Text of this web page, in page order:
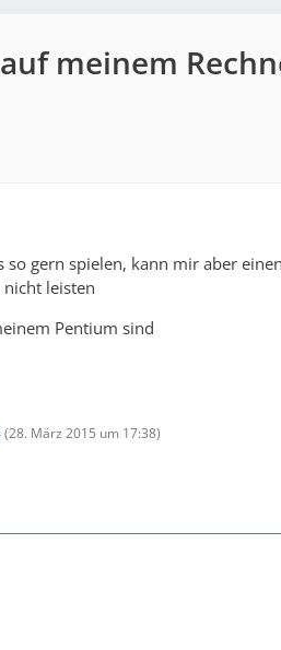
meinem
gern spielen, kann mir aber
leisten
Pentium sind
(28. März 2015 um 17:38)